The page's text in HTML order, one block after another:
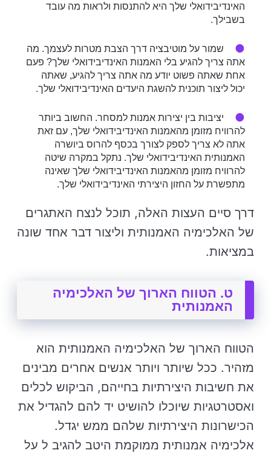
האינדיבידואלי שלך היא להתנסות ולראות מה עובד
בשבילך.
שמור על מוטיבציה דרך הצבת מטרות לעצמך. מה
אתה צריך להגיע בלי האמנות האינדיבידואלי שלך? פעם
אחת שאתה פשוט יודע מה אתה צריך להגיע, שאתה
יכול ליצור תוכנית להשגת היעדים האינדיבידואלי שלך.
יציבות בין יצירות אמנות למסחר. החשוב ביותר
להרוויח מזומן מהאמנות האינדיבידואלי שלך, עם זאת
אתה לא צריך לספק לצורך בכסף להרוס ביושרה
האמנותית האינדיבידואלי שלך. נתקל במקרה שיטה
להרוויח מזומן מהאמנות האינדיבידואלי שלך שאינה
מתפשרת על החזון היצירתי האינדיבידואלי שלך.
דרך סיים העצות האלה, תוכל לנצח האתגרים
של האלכימיה האמנותית וליצור דבר אחד שונה
במציאות.
ט. הטווח הארוך של האלכימיה
האמנותית
הטווח הארוך של האלכימיה האמנותית הוא
מזהיר. ככל שיותר ויותר אנשים אחרים מבינים
את חשיבות היצירתיות בחייהם, הביקוש לכלים
ואסטרטגיות שיוכלו להושיט יד להם להגדיל את
הכישרונות היצירתיות שלהם ממש יגדל.
אלכימיה אמנותית ממוקמת היטב להגיב ל על